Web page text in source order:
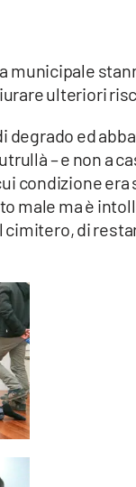
municipale
ulteriori
degrado ed
– e non a
condizione era
male ma è
cimitero, di